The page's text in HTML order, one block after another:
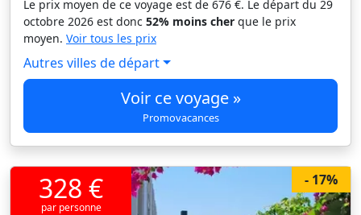
Le prix moyen de ce voyage est de 676 €. Le départ du 29
octobre 2026 est donc 52% moins cher que le prix
moyen. Voir tous les prix
Autres villes de départ
Voir ce voyage »
Promovacances
- 17%
328 €
par personne